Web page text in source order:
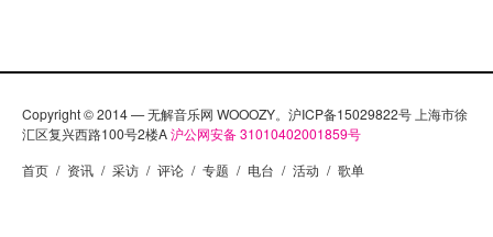
Copyright © 2014 — 无解音乐网 WOOOZY。沪ICP备15029822号 上海市徐
汇区复兴西路100号2楼A沪公网安备 31010402001859号
首页 / 资讯 / 采访 / 评论 / 专题 / 电台 / 活动 / 歌单